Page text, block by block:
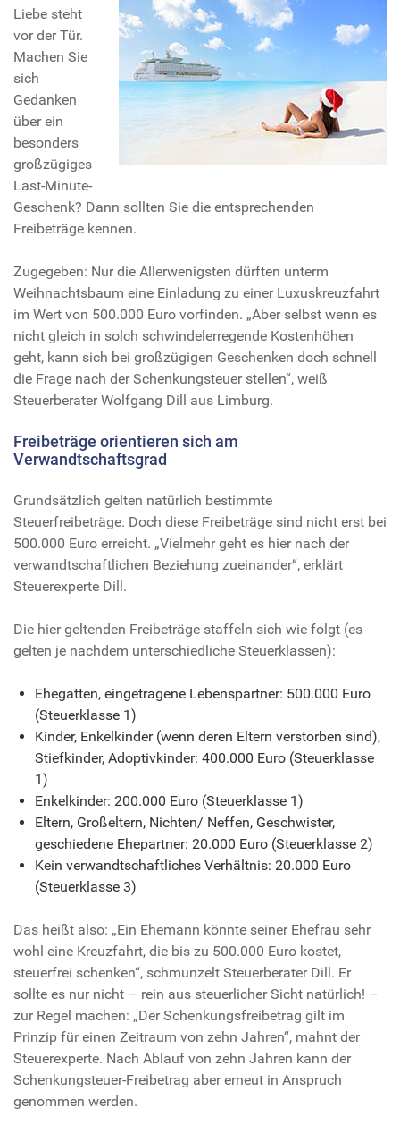
Liebe steht
vor der Tür.
Machen Sie
sich
Gedanken
über ein
besonders
großzügiges
Last-Minute-
Geschenk? Dann sollten Sie die entsprechenden
Freibeträge kennen.
Zugegeben: Nur die Allerwenigsten dürften unterm
Weihnachtsbaum eine Einladung zu einer Luxuskreuzfahrt
im Wert von 500.000 Euro vorfinden. „Aber selbst wenn es
nicht gleich in solch schwindelerregende Kostenhöhen
geht, kann sich bei großzügigen Geschenken doch schnell
die Frage nach der Schenkungsteuer stellen“, weiß
Steuerberater Wolfgang Dill aus Limburg.
Freibeträge orientieren sich am
Verwandtschaftsgrad
Grundsätzlich gelten natürlich bestimmte
Steuerfreibeträge. Doch diese Freibeträge sind nicht erst bei
500.000 Euro erreicht. „Vielmehr geht es hier nach der
verwandtschaftlichen Beziehung zueinander“, erklärt
Steuerexperte Dill.
Die hier geltenden Freibeträge staffeln sich wie folgt (es
gelten je nachdem unterschiedliche Steuerklassen):
Ehegatten, eingetragene Lebenspartner: 500.000 Euro
(Steuerklasse 1)
Kinder, Enkelkinder (wenn deren Eltern verstorben sind),
Stiefkinder, Adoptivkinder: 400.000 Euro (Steuerklasse
1)
Enkelkinder: 200.000 Euro (Steuerklasse 1)
Eltern, Großeltern, Nichten/ Neffen, Geschwister,
geschiedene Ehepartner: 20.000 Euro (Steuerklasse 2)
Kein verwandtschaftliches Verhältnis: 20.000 Euro
(Steuerklasse 3)
Das heißt also: „Ein Ehemann könnte seiner Ehefrau sehr
wohl eine Kreuzfahrt, die bis zu 500.000 Euro kostet,
steuerfrei schenken“, schmunzelt Steuerberater Dill. Er
sollte es nur nicht – rein aus steuerlicher Sicht natürlich! –
zur Regel machen: „Der Schenkungsfreibetrag gilt im
Prinzip für einen Zeitraum von zehn Jahren“, mahnt der
Steuerexperte. Nach Ablauf von zehn Jahren kann der
Schenkungsteuer-Freibetrag aber erneut in Anspruch
genommen werden.